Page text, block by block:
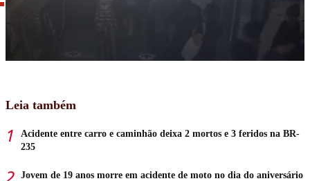
Leia também
Acidente entre carro e caminhão deixa 2 mortos e 3 feridos na BR-
235
Jovem de 19 anos morre em acidente de moto no dia do aniversário